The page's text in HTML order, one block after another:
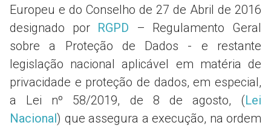
Europeu e do Conselho de 27 de Abril de 2016
designado por RGPD – Regulamento Geral
sobre a Proteção de Dados - e restante
legislação nacional aplicável em matéria de
privacidade e proteção de dados, em especial,
a Lei nº 58/2019, de 8 de agosto, (Lei
Nacional) que assegura a execução, na ordem